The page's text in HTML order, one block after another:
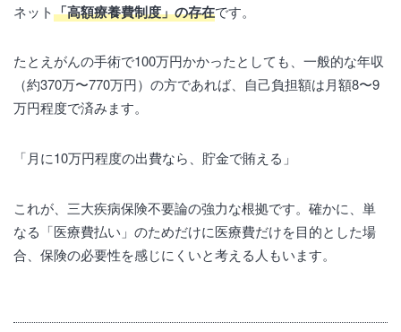
ネット「高額療養費制度」の存在です。
たとえがんの手術で100万円かかったとしても、一般的な年収
（約370万〜770万円）の方であれば、自己負担額は月額8〜9
万円程度で済みます。
「月に10万円程度の出費なら、貯金で賄える」
これが、三大疾病保険不要論の強力な根拠です。確かに、単
なる「医療費払い」のためだけに医療費だけを目的とした場
合、保険の必要性を感じにくいと考える人もいます。